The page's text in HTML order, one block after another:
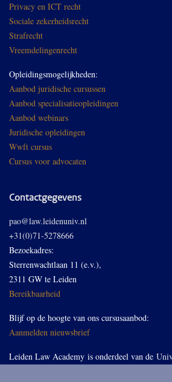
Privacy en ICT recht
Sociale zekerheidsrecht
Strafrecht
Vreemdelingenrecht
Opleidingsmogelijkheden:
Aanbod juridische cursussen
Aanbod specialisatieopleidingen
Aanbod webinars
Juridische opleidingen
Wwft cursus
Cursus voor advocaten
Contactgegevens
pao@law.leidenuniv.nl
+31(0)71-5278666
Bezoekadres:
Sterrenwachtlaan 11 (e.v.),
2311 GW te Leiden
Bereikbaarheid
Blijf op de hoogte van ons cursusaanbod:
Aanmelden nieuwsbrief
Leiden Law Academy is onderdeel van de